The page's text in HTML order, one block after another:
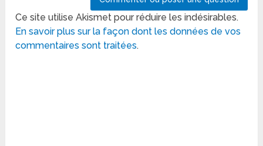
Ce site utilise Akismet pour réduire les indésirables.
En savoir plus sur la façon dont les données de vos
commentaires sont traitées.